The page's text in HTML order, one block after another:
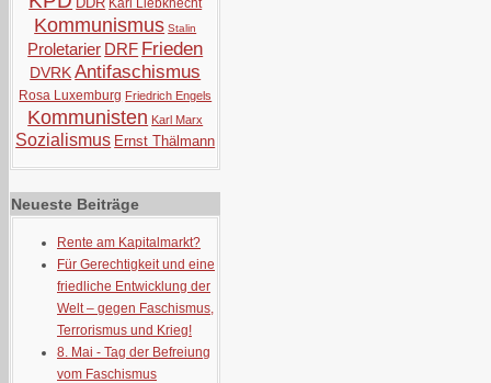
Karl Liebknecht
Kommunismus Stalin
Proletarier DRF Frieden
DVRKAntifaschismus
Rosa Luxemburg Friedrich Engels
Kommunisten Karl Marx
Sozialismus Ernst Thälmann
Neueste Beiträge
Rente am Kapitalmarkt?
Für Gerechtigkeit und eine
friedliche Entwicklung der
Welt – gegen Faschismus,
Terrorismus und Krieg!
8. Mai - Tag der Befreiung
vom Faschismus